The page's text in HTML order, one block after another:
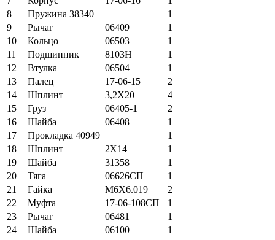
8
Пружина 38340
1
9
Рычаг 06409
1
10
Кольцо 06503
1
11
Подшипник 8103Н
1
12
Втулка 06504
1
13
Палец 17-06-15
2
14
Шплинт 3,2Х20
4
15
Груз 06405-1
2
16
Шайба 06408
1
17
Прокладка 40949
1
18
Шплинт 2Х14
1
19
Шайба 31358
1
20
Тяга 06626СП
1
21
Гайка М6Х6.019
2
22
Муфта 17-06-108СП
1
23
Рычаг 06481
1
24
Шайба 06100
1